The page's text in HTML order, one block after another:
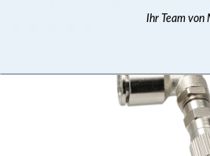
Ihr Team von